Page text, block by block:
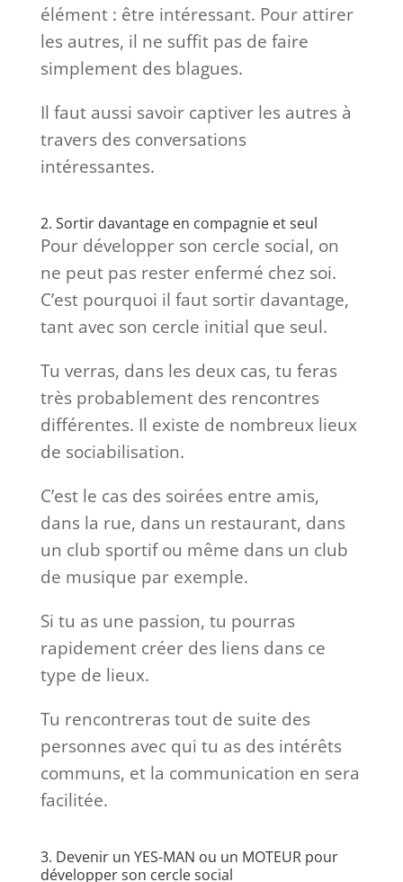
élément : être intéressant. Pour attirer
les autres, il ne suffit pas de faire
simplement des blagues.
Il faut aussi savoir captiver les autres à
travers des conversations
intéressantes.
2. Sortir davantage en compagnie et seul
Pour développer son cercle social, on
ne peut pas rester enfermé chez soi.
C’est pourquoi il faut sortir davantage,
tant avec son cercle initial que seul.
Tu verras, dans les deux cas, tu feras
très probablement des rencontres
différentes. Il existe de nombreux lieux
de sociabilisation.
C’est le cas des soirées entre amis,
dans la rue, dans un restaurant, dans
un club sportif ou même dans un club
de musique par exemple.
Si tu as une passion, tu pourras
rapidement créer des liens dans ce
type de lieux.
Tu rencontreras tout de suite des
personnes avec qui tu as des intérêts
communs, et la communication en sera
facilitée.
3. Devenir un YES-MAN ou un MOTEUR pour
développer son cercle social